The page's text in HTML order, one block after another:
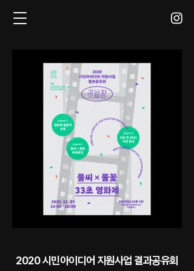
2020 시민아이디어 지원사업 결과공유회